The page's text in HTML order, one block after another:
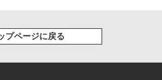
プページに戻る